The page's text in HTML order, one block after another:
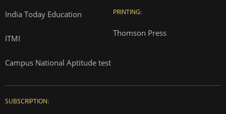
India Today Education
ITMI
Campus National Aptitude test
PRINTING:
Thomson Press
SUBSCRIPTION: